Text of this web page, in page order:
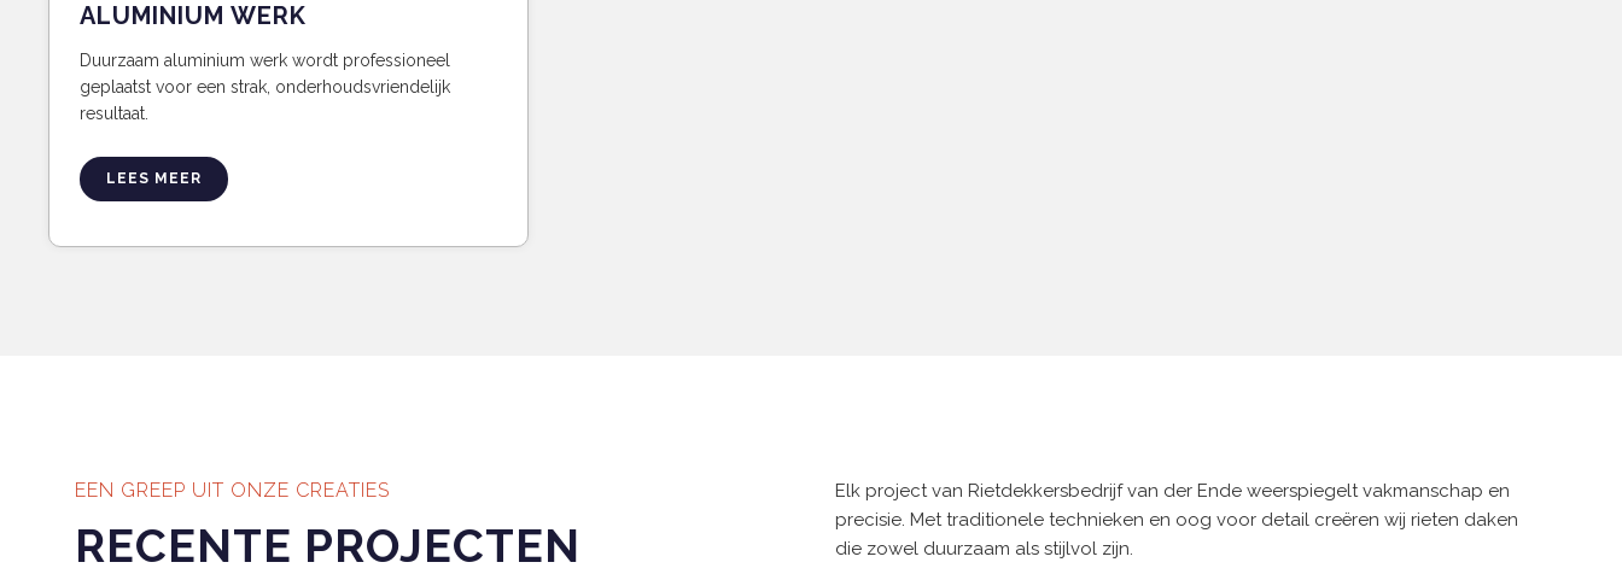
ALUMINIUM WERK
Duurzaam aluminium werk wordt professioneel
geplaatst voor een strak, onderhoudsvriendelijk
resultaat.
LEES MEER
EEN GREEP UIT ONZE CREATIES
RECENTE PROJECTEN
Elk project van Rietdekkersbedrijf van der Ende weerspiegelt vakmanschap en
precisie. Met traditionele technieken en oog voor detail creëren wij rieten daken
die zowel duurzaam als stijlvol zijn.